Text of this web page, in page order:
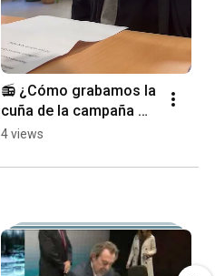
📻 ¿Cómo grabamos la
cuña de la campaña
2026? | Vivir no tiene
4 views